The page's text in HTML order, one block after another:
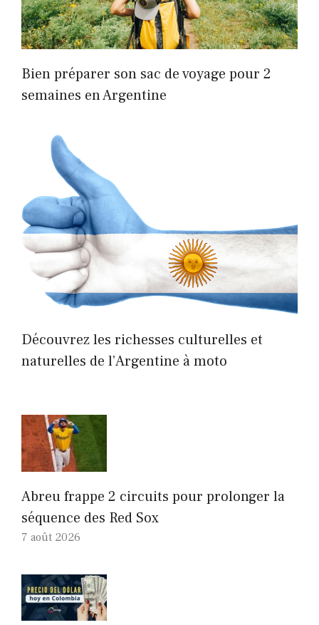
Bien préparer son sac de voyage pour 2
semaines en Argentine
Découvrez les richesses culturelles et
naturelles de l’Argentine à moto
Abreu frappe 2 circuits pour prolonger la
séquence des Red Sox
7 août 2026